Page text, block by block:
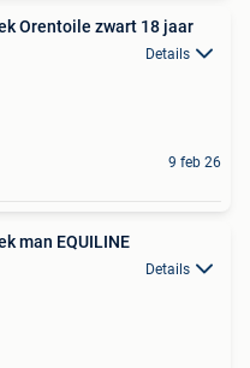
Orentoile zwart 18 jaar
Details
9 feb 26
man EQUILINE
Details